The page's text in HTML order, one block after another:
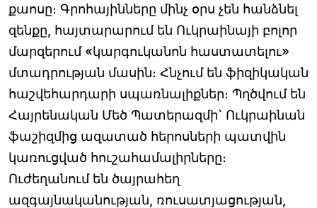
քաոսը։ Գրոհայինները մինչ օրս չեն հանձնել
զենքը, հայտարարում են Ուկրաինայի բոլոր
մարզերում «կարգուկանոն հաստատելու»
մտադրության մասին։ Հնչում են ֆիզիկական
հաշվեհարդարի սպառնալիքներ։ Պղծվում են
Հայրենական Մեծ Պատերազմի` Ուկրաինան
ֆաշիզմից ազատած հերոսների պատվին
կառուցված հուշահամալիրները։
Ուժեղանում են ծայրահեղ
ազգայնականության, ռուսատյացության,